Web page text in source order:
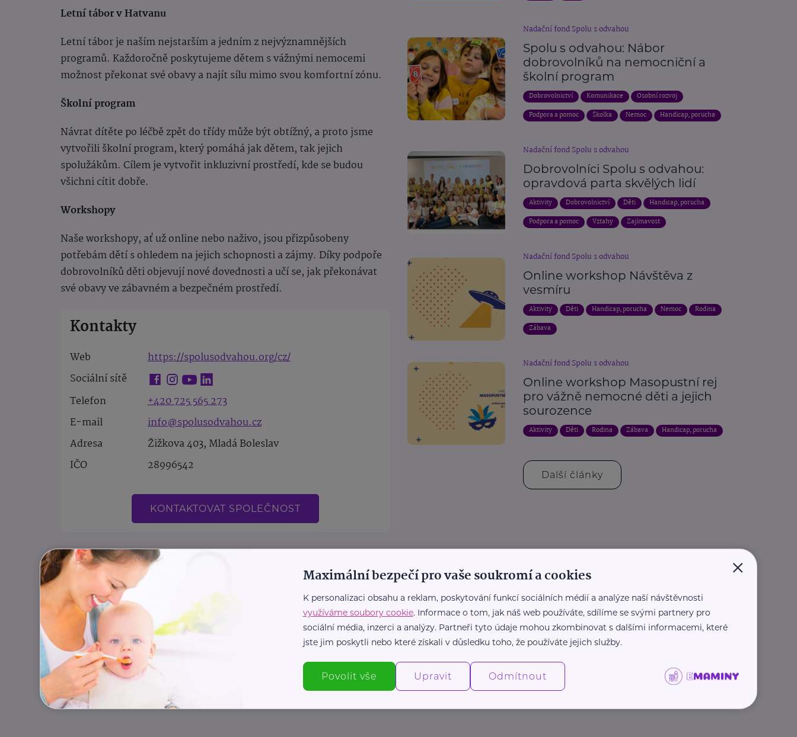
Letní tábor v Hatvanu
Letní tábor je naším nejstarším a jedním z nejvýznamnějších
programů. Každoročně poskytujeme dětem s vážnými nemocemi
možnost překonat své obavy a najít sílu mimo svou komfortní zónu.
Školní program
Návrat dítěte po léčbě zpět do třídy může být obtížný, a proto jsme
vytvořili školní program, který pomáhá jak dětem, tak jejich
spolužákům. Cílem je vytvořit inkluzivní prostředí, kde se budou
všichni cítit dobře.
Workshopy
Naše workshopy, ať už online nebo naživo, jsou přizpůsobeny
potřebám dětí s ohledem na jejich schopnosti a zájmy. Díky podpoře
dobrovolníků děti objevují nové dovednosti a učí se, jak překonávat
své obavy ve zábavném a bezpečném prostředí.
Kontakty
Web
https://spolusodvahou.org/cz/
Sociální sítě
Telefon
+420 725 565 273
E-mail
info@spolusodvahou.cz
Adresa
Žižkova 403, Mladá Boleslav
IČO
28996542
KONTAKTOVAT SPOLEČNOST
Nadační fond Spolu s odvahou
Spolu s odvahou: Nábor
dobrovolníků na nemocniční a
školní program
Dobrovolnictví Komunikace
Osobní rozvoj
Podpora a pomoc
Školka Nemoc Handicap, porucha
Nadační fond Spolu s odvahou
Dobrovolníci Spolu s odvahou:
opravdová parta skvělých lidí
Aktivity Dobrovolnictví Děti
Handicap, porucha
Podpora a pomoc
Vztahy Zajímavost
Nadační fond Spolu s odvahou
Online workshop Návštěva z
vesmíru
Aktivity Děti Handicap, porucha Nemoc
Rodina
Zábava
Nadační fond Spolu s odvahou
Online workshop Masopustní rej
pro vážně nemocné děti a jejich
sourozence
Aktivity Děti Rodina Zábava Handicap, porucha
Další články
×
Maximální bezpečí pro vaše soukromí a cookies
K personalizaci obsahu a reklam, poskytování funkcí sociálních médií a analýze naší návštěvnosti
využíváme soubory cookie. Informace o tom, jak náš web používáte, sdílíme se svými partnery pro
sociální média, inzerci a analýzy. Partneři tyto údaje mohou zkombinovat s dalšími informacemi, které
jste jim poskytli nebo které získali v důsledku toho, že používáte jejich služby.
Povolit vše Upravit Odmítnout